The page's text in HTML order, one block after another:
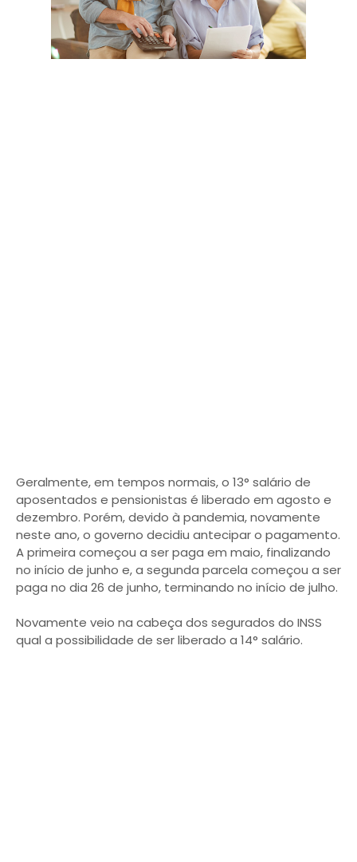
Geralmente, em tempos normais, o 13° salário de
aposentados e pensionistas é liberado em agosto e
dezembro. Porém, devido à pandemia, novamente
neste ano, o governo decidiu antecipar o pagamento.
A primeira começou a ser paga em maio, finalizando
no início de junho e, a segunda parcela começou a ser
paga no dia 26 de junho, terminando no início de julho.
Novamente veio na cabeça dos segurados do INSS
qual a possibilidade de ser liberado a 14° salário.